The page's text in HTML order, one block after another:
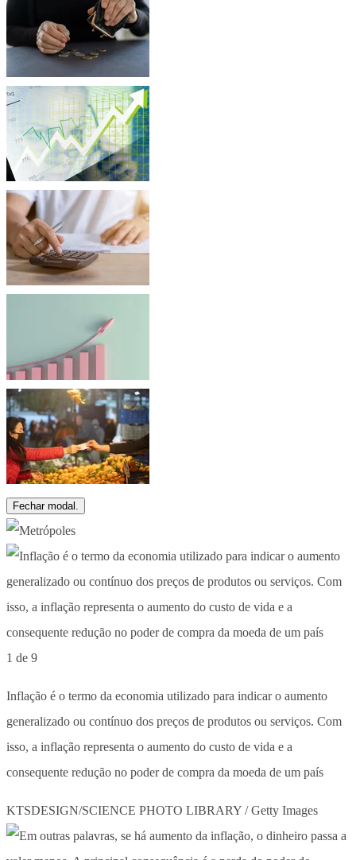
Fechar modal.
1 de 9
Inflação é o termo da economia utilizado para indicar o aumento
generalizado ou contínuo dos preços de produtos ou serviços. Com
isso, a inflação representa o aumento do custo de vida e a
consequente redução no poder de compra da moeda de um país
KTSDESIGN/SCIENCE PHOTO LIBRARY / Getty Images